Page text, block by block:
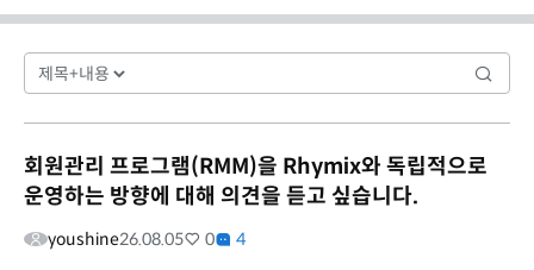
회원관리 프로그램(RMM)을 Rhymix와 독립적으로
운영하는 방향에 대해 의견을 듣고 싶습니다.
youshine26.08.05 0 4